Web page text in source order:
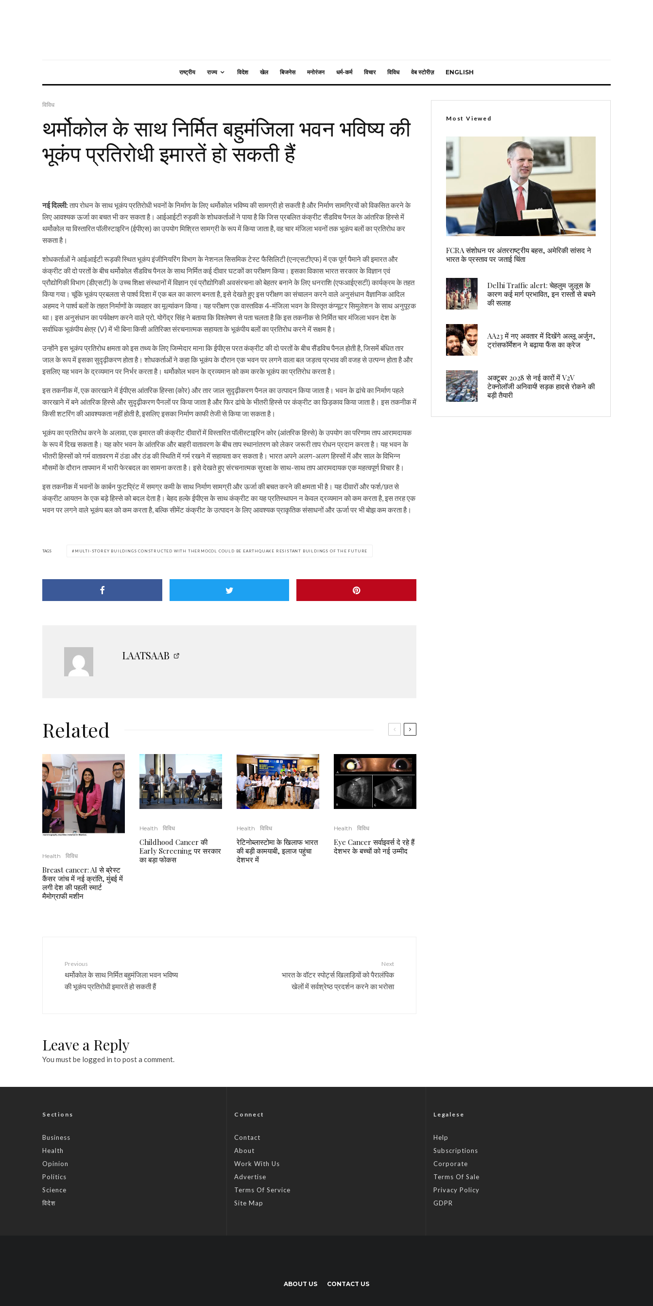
राष्ट्रीय राज्य विदेश खेल बिजनेस मनोरंजन धर्म-कर्म विचार विविध वेब स्टोरीज़ ENGLISH
विविध
थर्मोकोल के साथ निर्मित बहुमंजिला भवन भविष्य की
भूकंप प्रतिरोधी इमारतें हो सकती हैं
नई दिल्ली:ताप रोधन के साथ भूकंप प्रतिरोधी भवनों के निर्माण के लिए थर्मोकोल भविष्य की सामग्री हो सकती है और निर्माण सामग्रियों को विकसित करने के
लिए आवश्यक ऊर्जा का बचत भी कर सकता है। आईआईटी रुड़की के शोधकर्ताओं ने पाया है कि जिस प्रबलित कंक्रीट सैंडविच पैनल के आंतरिक हिस्से में
थर्मोकोल या विस्तारित पॉलीस्टाइरिन (ईपीएस) का उपयोग मिश्रित सामग्री के रूप में किया जाता है, वह चार मंजिला भवनों तक भूकंप बलों का प्रतिरोध कर
सकता है।
शोधकर्ताओं ने आईआईटी रूड़की स्थित भूकंप इंजीनियरिंग विभाग के नेशनल सिसमिक टेस्ट फैसिलिटी (एनएसटीएफ) में एक पूर्ण पैमाने की इमारत और
कंक्रीट की दो परतों के बीच थर्मोकोल सैंडविच पैनल के साथ निर्मित कई दीवार घटकों का परीक्षण किया। इसका विकास भारत सरकार के विज्ञान एवं
प्रौद्योगिकी विभाग (डीएसटी) के उच्च शिक्षा संस्थानों में विज्ञान एवं प्रौद्योगिकी अवसंरचना को बेहतर बनाने के लिए धनराशि (एफआईएसटी) कार्यक्रम के तहत
किया गया। चूंकि भूकंप प्रबलता से पार्श्व दिशा में एक बल का कारण बनता है, इसे देखते हुए इस परीक्षण का संचालन करने वाले अनुसंधान वैज्ञानिक आदिल
अहमद ने पार्श्व बलों के तहत निर्माणों के व्यवहार का मूल्यांकन किया। यह परीक्षण एक वास्तविक 4-मंजिला भवन के विस्तृत कंप्यूटर सिमुलेशन के साथ अनुपूरक
था। इस अनुसंधान का पर्यवेक्षण करने वाले प्रो. योगेंद्र सिंह ने बताया कि विश्लेषण से पता चलता है कि इस तकनीक से निर्मित चार मंजिला भवन देश के
सर्वाधिक भूकंपीय क्षेत्र (V) में भी बिना किसी अतिरिक्त संरचनात्मक सहायता के भूकंपीय बलों का प्रतिरोध करने में सक्षम है।
उन्होंने इस भूकंप प्रतिरोध क्षमता को इस तथ्य के लिए जिम्मेदार माना कि ईपीएस परत कंक्रीट की दो परतों के बीच सैंडविच पैनल होती है, जिसमें बंधित तार
जाल के रूप में इसका सुदृढ़ीकरण होता है। शोधकर्ताओं ने कहा कि भूकंप के दौरान एक भवन पर लगने वाला बल जड़त्व प्रभाव की वजह से उत्पन्न होता है और
इसलिए यह भवन के द्रव्यमान पर निर्भर करता है। थर्मोकोल भवन के द्रव्यमान को कम करके भूकंप का प्रतिरोध करता है।
इस तकनीक में, एक कारखाने में ईपीएस आंतरिक हिस्सा (कोर) और तार जाल सुदृढ़ीकरण पैनल का उत्पादन किया जाता है। भवन के ढांचे का निर्माण पहले
कारखाने में बने आंतरिक हिस्से और सुदृढ़ीकरण पैनलों पर किया जाता है और फिर ढांचे के भीतरी हिस्से पर कंक्रीट का छिड़काव किया जाता है। इस तकनीक में
किसी शटरिंग की आवश्यकता नहीं होती है, इसलिए इसका निर्माण काफी तेजी से किया जा सकता है।
भूकंप का प्रतिरोध करने के अलावा, एक इमारत की कंक्रीट दीवारों में विस्तारित पॉलीस्टाइरिन कोर (आंतरिक हिस्से) के उपयोग का परिणाम ताप आरामदायक
के रूप में दिख सकता है। यह कोर भवन के आंतरिक और बाहरी वातावरण के बीच ताप स्थानांतरण को लेकर जरूरी ताप रोधन प्रदान करता है। यह भवन के
भीतरी हिस्सों को गर्म वातावरण में ठंडा और ठंड की स्थिति में गर्म रखने में सहायता कर सकता है। भारत अपने अलग-अलग हिस्सों में और साल के विभिन्न
मौसमों के दौरान तापमान में भारी फेरबदल का सामना करता है। इसे देखते हुए संरचनात्मक सुरक्षा के साथ-साथ ताप आरामदायक एक महत्वपूर्ण विचार है।
इस तकनीक में भवनों के कार्बन फुटप्रिंट में समग्र कमी के साथ निर्माण सामग्री और ऊर्जा की बचत करने की क्षमता भी है। यह दीवारों और फर्श/छत से
कंक्रीट आयतन के एक बड़े हिस्से को बदल देता है। बेहद हल्के ईपीएस के साथ कंक्रीट का यह प्रतिस्थापन न केवल द्रव्यमान को कम करता है, इस तरह एक
भवन पर लगने वाले भूकंप बल को कम करता है, बल्कि सीमेंट कंक्रीट के उत्पादन के लिए आवश्यक प्राकृतिक संसाधनों और ऊर्जा पर भी बोझ कम करता है।
TAGS MULTI-STOREY BUILDINGS CONSTRUCTED WITH THERMOCOL COULD BE EARTHQUAKE RESISTANT BUILDINGS OF THE FUTURE
LAATSAAB
Related
Health विविध
Breast cancer: AI से ब्रेस्ट
कैंसर जांच में नई क्रांति, मुंबई में
लगी देश की पहली स्मार्ट
मैमोग्राफी मशीन
Health विविध
Childhood Cancer की
Early Screening पर सरकार
का बड़ा फोकस
Health विविध
रेटिनोब्लास्टोमा के खिलाफ भारत
की बड़ी कामयाबी, इलाज पहुंचा
देशभर में
Health विविध
Eye Cancer सर्वाइवर्स दे रहे हैं
देशभर के बच्चों को नई उम्मीद
Previous
थर्मोकोल के साथ निर्मित बहुमंजिला भवन भविष्य
की भूकंप प्रतिरोधी इमारतें हो सकती हैं
Next
भारत के वॉटर स्पोर्ट्स खिलाड़ियों को पैरालंपिक
खेलों में सर्वश्रेष्ठ प्रदर्शन करने का भरोसा
Leave a Reply
You must be logged in to post a comment.
Most Viewed
FCRA संशोधन पर अंतरराष्ट्रीय बहस, अमेरिकी सांसद ने
भारत के प्रस्ताव पर जताई चिंता
Delhi Traffic alert: चेहलुम जुलूस के
कारण कई मार्ग प्रभावित, इन रास्तों से बचने
की सलाह
AA23 में नए अवतार में दिखेंगे अल्लू अर्जुन,
ट्रांसफॉर्मेशन ने बढ़ाया फैंस का क्रेज
अक्टूबर 2028 से नई कारों में V2V
टेक्नोलॉजी अनिवार्य! सड़क हादसे रोकने की
बड़ी तैयारी
Sections
Business
Health
Opinion
Politics
Science
विदेश
Connect
Contact
About
Work With Us
Advertise
Terms Of Service
Site Map
Legalese
Help
Subscriptions
Corporate
Terms Of Sale
Privacy Policy
GDPR
ABOUT US CONTACT US